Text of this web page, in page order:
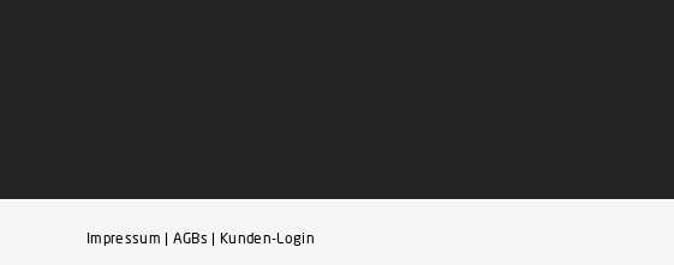
Impressum | AGBs | Kunden-Login